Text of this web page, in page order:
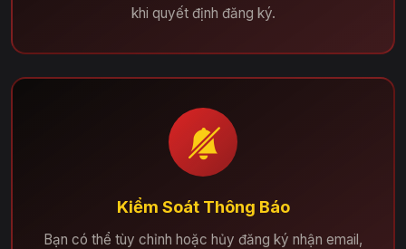
khi quyết định đăng ký.
Kiểm Soát Thông Báo
Bạn có thể tùy chỉnh hoặc hủy đăng ký nhận email,